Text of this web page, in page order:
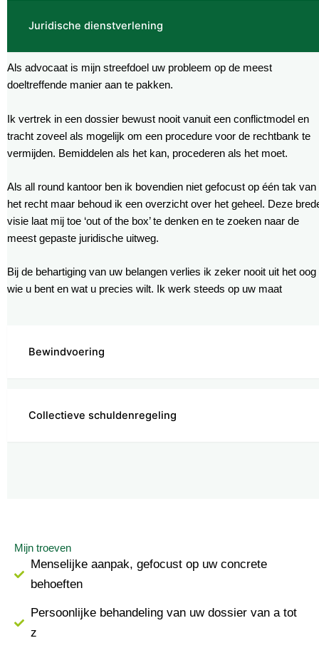
Juridische dienstverlening
Bewindvoering
Collectieve schuldenregeling
Als advocaat is mijn streefdoel uw probleem op de meest
doeltreffende manier aan te pakken.
Ik vertrek in een dossier bewust nooit vanuit een conflictmodel en
tracht zoveel als mogelijk om een procedure voor de rechtbank te
vermijden. Bemiddelen als het kan, procederen als het moet.
Als all round kantoor ben ik bovendien niet gefocust op één tak van
het recht maar behoud ik een overzicht over het geheel. Deze
visie laat mij toe ‘out of the box’ te denken en te zoeken naar de
meest gepaste juridische uitweg.
Bij de behartiging van uw belangen verlies ik zeker nooit uit het oog
wie u bent en wat u precies wilt. Ik werk steeds op uw maat
Mijn troeven
Menselijke aanpak, gefocust op uw concrete
behoeften
Persoonlijke behandeling van uw dossier van a tot
z